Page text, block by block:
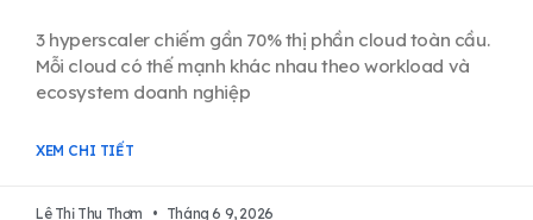
3 hyperscaler chiếm gần 70% thị phần cloud toàn cầu.
Mỗi cloud có thế mạnh khác nhau theo workload và
ecosystem doanh nghiệp
XEM CHI TIẾT
Lê Thị Thu Thơm Tháng 6 9, 2026